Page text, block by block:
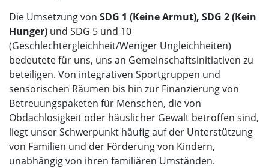
Die Umsetzung von SDG 1 (Keine Armut), SDG 2 (Kein
Hunger) und SDG 5 und 10
(Geschlechtergleichheit/Weniger Ungleichheiten)
bedeutete für uns, uns an Gemeinschaftsinitiativen zu
beteiligen. Von integrativen Sportgruppen und
sensorischen Räumen bis hin zur Finanzierung von
Betreuungspaketen für Menschen, die von
Obdachlosigkeit oder häuslicher Gewalt betroffen sind,
liegt unser Schwerpunkt häufig auf der Unterstützung
von Familien und der Förderung von Kindern,
unabhängig von ihren familiären Umständen.